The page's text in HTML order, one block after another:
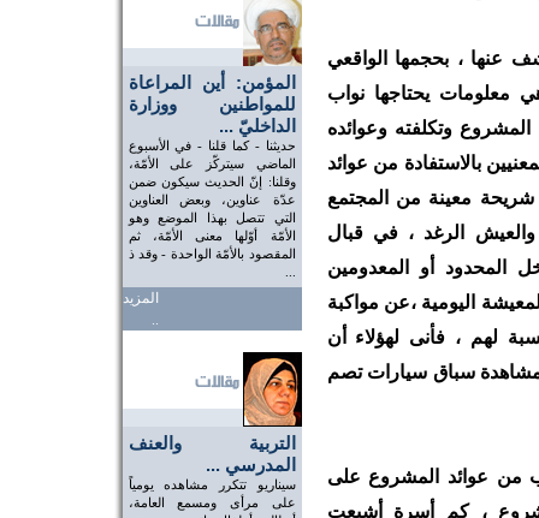
المؤمن: أين المراعاة
للمواطنين ووزارة
الداخليّ ...
حديثنا - كما قلنا - في الأسبوع
الماضي سيتركّز على الأمّة،
وقلنا: إنّ الحديث سيكون ضمن
عدّة عناوين، وبعض العناوين
التي تتصل بهذا الموضع وهو
الأمّة أوّلها معنى الأمّة، ثم
المقصود بالأمّة الواحدة - وقد ذ
المزيد
..
التربية والعنف
المدرسي ...
سيناريو تتكرر مشاهده يومياً
على مرأى ومسمع العامة،
عنها ، بحجمها الواقعي
معلومات يحتاجها نواب
وتكلفته وعوائده
بالاستفادة من عوائد
معينة من المجتمع
والعيش الرغد ، في قبال
المحدود أو المعدومين
اليومية ،عن مواكبة
لهم ، فأنى لهؤلاء أن
أكثر !!!!" لمشاهدة سباق سيارات تصم
من عوائد المشروع على
، كم أسرة أشبعت